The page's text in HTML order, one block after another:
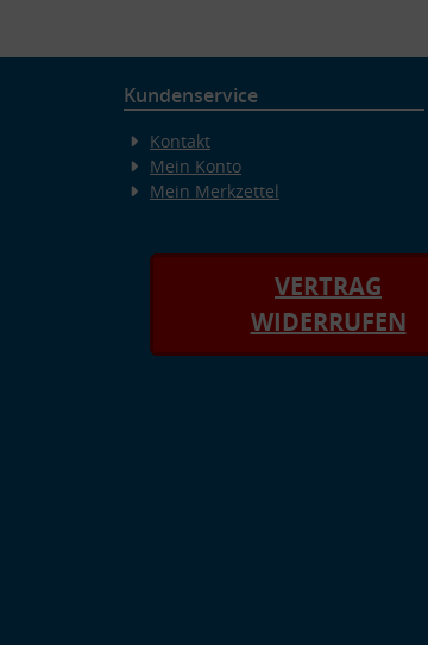
Kundenservice
Kontakt
Mein Konto
Mein Merkzettel
VERTRAG
WIDERRUFEN